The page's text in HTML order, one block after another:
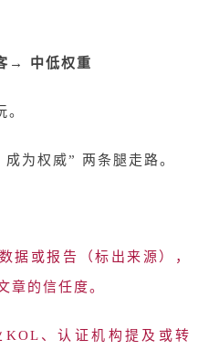
→ 中低权重
。
为权威” 两条腿走路。
据或报告（标出来源），
章的信任度。
KOL、认证机构提及或转